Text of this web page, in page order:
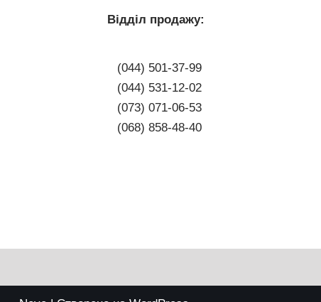
Відділ продажу:
(044) 501-37-99
(044) 531-12-02
(073) 071-06-53
(068) 858-48-40